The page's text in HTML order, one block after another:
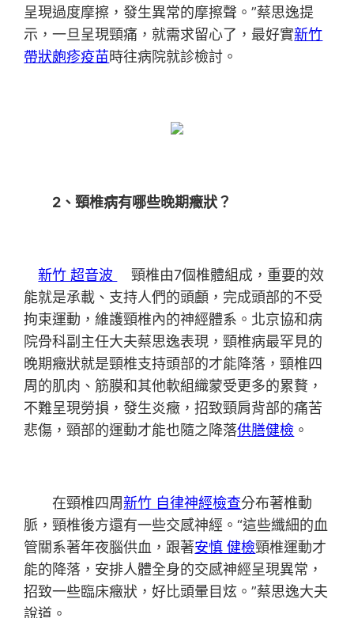
呈現過度摩擦，發生異常的摩擦聲。”蔡思逸提
示，一旦呈現頸痛，就需求留心了，最好實新竹
帶狀皰疹疫苗時往病院就診檢討。
2、頸椎病有哪些晚期癥狀？
新竹 超音波
頸椎由7個椎體組成，重要的效
能就是承載、支持人們的頭顱，完成頭部的不受
拘束運動，維護頸椎內的神經體系。北京協和病
院骨科副主任大夫蔡思逸表現，頸椎病最罕見的
晚期癥狀就是頸椎支持頭部的才能降落，頸椎四
周的肌肉、筋膜和其他軟組織蒙受更多的累贅，
不難呈現勞損，發生炎癥，招致頸肩背部的痛苦
悲傷，頸部的運動才能也隨之降落供膳健檢 。
在頸椎四周新竹 自律神經檢查分布著椎動
脈，頸椎後方還有一些交感神經。“這些纖細的血
管關系著年夜腦供血，跟著安慎 健檢頸椎運動才
能的降落，安排人體全身的交感神經呈現異常，
招致一些臨床癥狀，好比頭暈目炫。”蔡思逸大夫
說道。